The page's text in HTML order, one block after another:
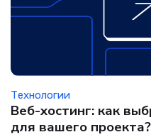
Технологии
Веб-хостинг: как
для вашего проекта?